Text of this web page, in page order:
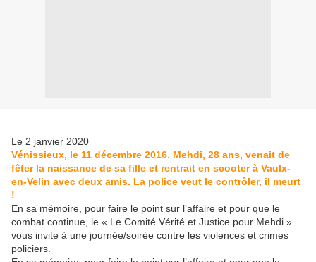
Le 2 janvier 2020
Vénissieux, le 11 décembre 2016. Mehdi, 28 ans, venait de
fêter la naissance de sa fille et rentrait en scooter à Vaulx-
en-Velin avec deux amis. La police veut le contrôler, il meurt
!
En sa mémoire, pour faire le point sur l’affaire et pour que le
combat continue, le « Le Comité Vérité et Justice pour Mehdi »
vous invite à une journée/soirée contre les violences et crimes
policiers.